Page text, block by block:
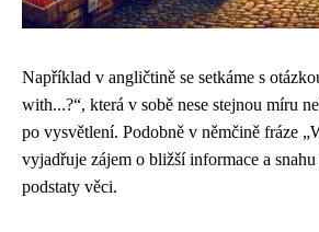
Například v angličtině se setkáme s
with...?“, která v sobě nese stejnou míru
po vysvětlení. Podobně v němčině fráze
vyjadřuje zájem o bližší informace a
podstaty věci.